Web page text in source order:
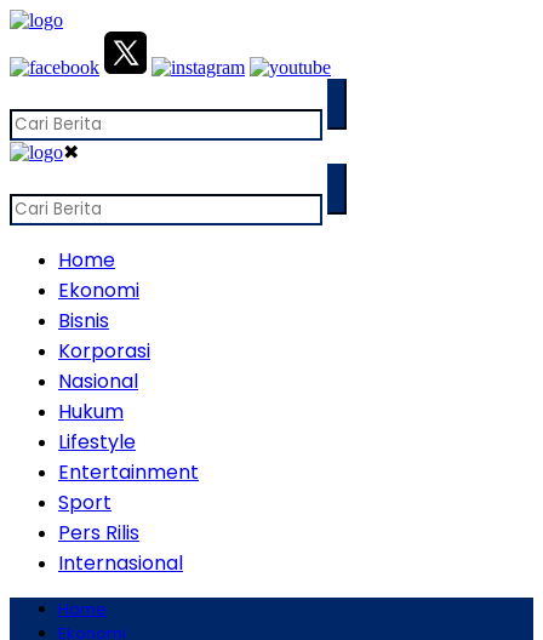
✖
Home
Ekonomi
Bisnis
Korporasi
Nasional
Hukum
Lifestyle
Entertainment
Sport
Pers Rilis
Internasional
Home
Ekonomi